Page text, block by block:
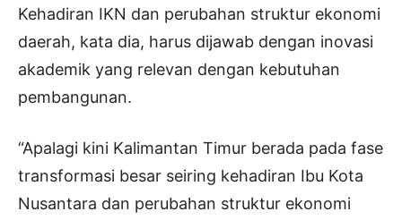
Kehadiran IKN dan perubahan struktur ekonomi
daerah, kata dia, harus dijawab dengan inovasi
akademik yang relevan dengan kebutuhan
pembangunan.
“Apalagi kini Kalimantan Timur berada pada fase
transformasi besar seiring kehadiran Ibu Kota
Nusantara dan perubahan struktur ekonomi